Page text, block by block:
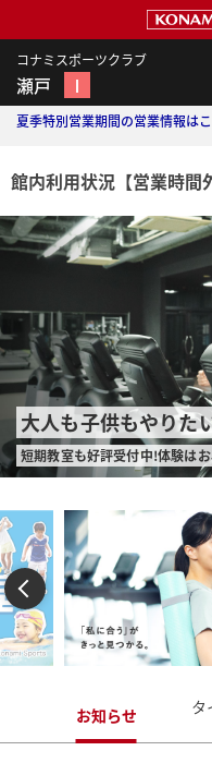
コナミスポーツクラブ
瀬戸 Ⅰ
夏季特別営業期間の営業情報は
館内利用状況 【営業時間
大人も子供もやりた
短期教室も好評受付中!体験は
Previous
お知らせ
タ